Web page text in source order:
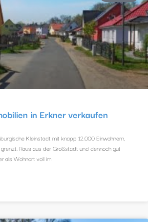
in Erkner verkaufen
Kleinstadt mit knapp 12.000 Einwohnern,
Raus aus der Großstadt und dennoch gut
als Wohnort voll im